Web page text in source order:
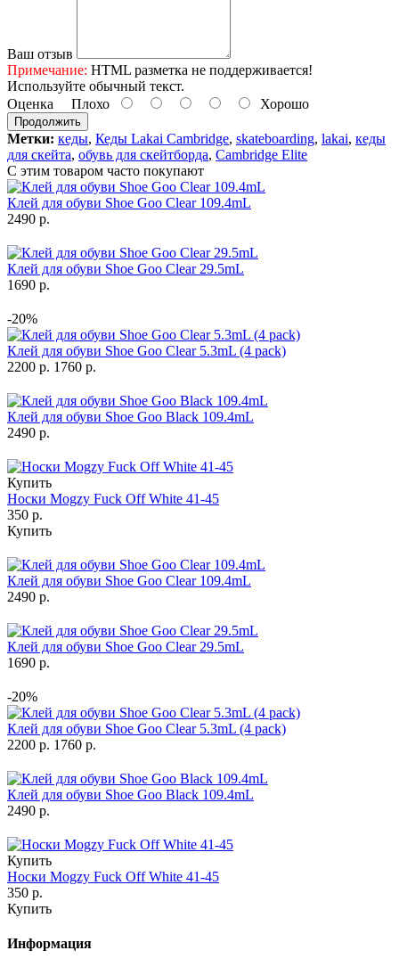
Ваш отзыв
Примечание: HTML разметка не поддерживается!
Используйте обычный текст.
Оценка Плохо Хорошо
Продолжить
Метки: кеды, Кеды Lakai Cambridge, skateboarding, lakai, кеды
для скейта, обувь для скейтборда, Cambridge Elite
С этим товаром часто покупают
Клей для обуви Shoe Goo Clear 109.4mL
2490 р.
Клей для обуви Shoe Goo Clear 29.5mL
1690 р.
-20%
Клей для обуви Shoe Goo Clear 5.3mL (4 pack)
2200 р. 1760 р.
Клей для обуви Shoe Goo Black 109.4mL
2490 р.
Купить
Носки Mogzy Fuck Off White 41-45
350 р.
Купить
Клей для обуви Shoe Goo Clear 109.4mL
2490 р.
Клей для обуви Shoe Goo Clear 29.5mL
1690 р.
-20%
Клей для обуви Shoe Goo Clear 5.3mL (4 pack)
2200 р. 1760 р.
Клей для обуви Shoe Goo Black 109.4mL
2490 р.
Купить
Носки Mogzy Fuck Off White 41-45
350 р.
Купить
Информация